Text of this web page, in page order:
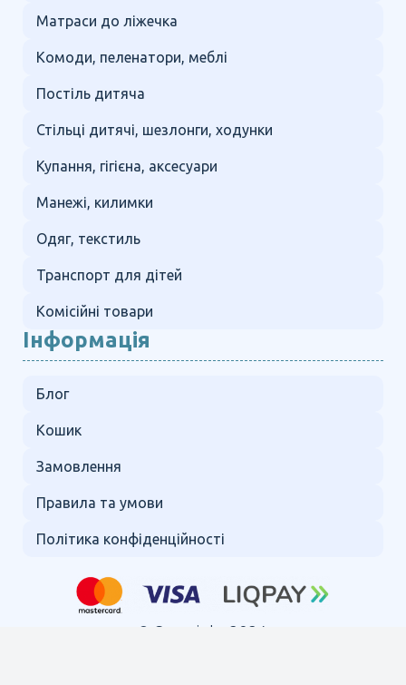
Матраси до ліжечка
Комоди, пеленатори, меблі
Постіль дитяча
Стільці дитячі, шезлонги, ходунки
Купання, гігієна, аксесуари
Манежі, килимки
Одяг, текстиль
Транспорт для дітей
Комісійні товари
Інформація
Блог
Кошик
Замовлення
Правила та умови
Політика конфіденційності
© Copyright 2024.